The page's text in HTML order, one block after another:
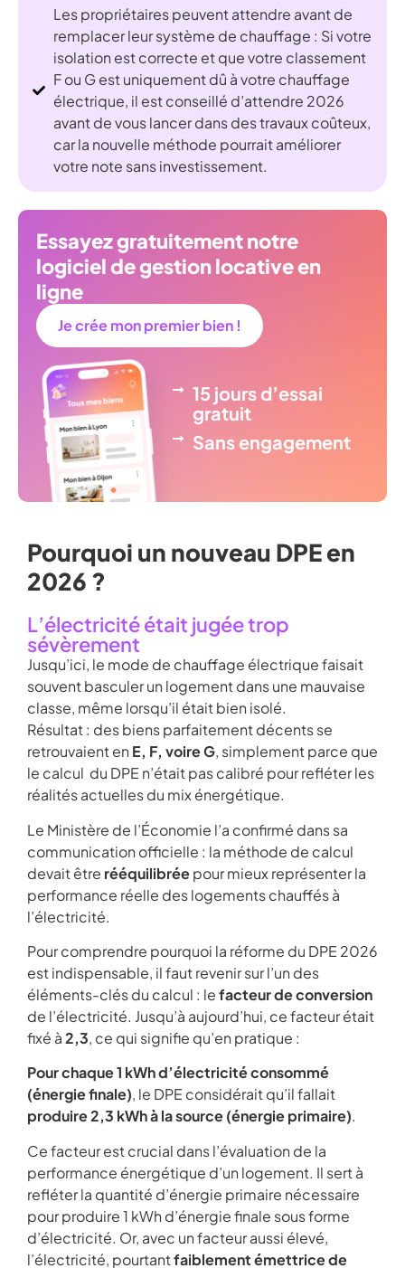
Les propriétaires peuvent attendre avant de
remplacer leur système de chauffage : Si votre
isolation est correcte et que votre classement
F ou G est uniquement dû à votre chauffage
électrique, il est conseillé d’attendre 2026
avant de vous lancer dans des travaux coûteux,
car la nouvelle méthode pourrait améliorer
votre note sans investissement.
Essayez gratuitement notre
logiciel de gestion locative en
ligne
Je crée mon premier bien !
15 jours d’essai
gratuit
Sans engagement
Pourquoi un nouveau DPE en
2026 ?
L’électricité était jugée trop
sévèrement
Jusqu’ici, le mode de chauffage électrique faisait
souvent basculer un logement dans une mauvaise
classe, même lorsqu’il était bien isolé.
Résultat : des biens parfaitement décents se
retrouvaient en E, F, voire G, simplement parce que
le calcul du DPE n’était pas calibré pour refléter les
réalités actuelles du mix énergétique.
Le Ministère de l’Économie l’a confirmé dans sa
communication officielle : la méthode de calcul
devait être rééquilibréepour mieux représenter la
performance réelle des logements chauffés à
l’électricité.
Pour comprendre pourquoi la réforme du DPE 2026
est indispensable, il faut revenir sur l’un des
éléments-clés du calcul : lefacteur de conversion
de l’électricité. Jusqu’à aujourd’hui, ce facteur était
fixé à2,3, ce qui signifie qu’en pratique :
Pour chaque 1 kWh d’électricité consommé
(énergie finale), le DPE considérait qu’il fallait
produire 2,3 kWh à la source (énergie primaire).
Ce facteur est crucial dans l’évaluation de la
performance énergétique d’un logement. Il sert à
refléter la quantité d’énergie primaire nécessaire
pour produire 1 kWh d’énergie finale sous forme
d’électricité. Or, avec un facteur aussi élevé,
l’électricité, pourtantfaiblement émettrice de